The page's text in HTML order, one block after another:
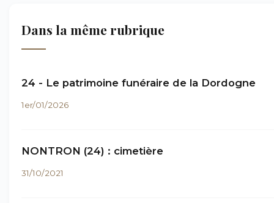
Dans la même rubrique
24 - Le patrimoine funéraire de la Dordogne
1er/01/2026
NONTRON (24) : cimetière
31/10/2021